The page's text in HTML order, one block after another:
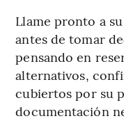
Llame pronto a
antes de tomar
pensando en
alternativos,
cubiertos por su
documentación